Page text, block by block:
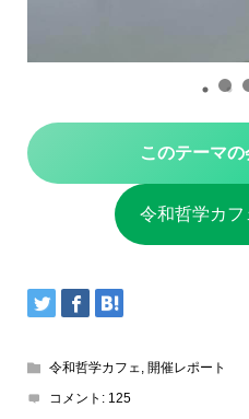
このテーマ
令和哲学カフ
令和哲学カフェ, 開催レポート
コメント: 125